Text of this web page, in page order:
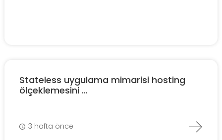
Stateless uygulama mimarisi hosting
ölçeklemesini ...
3 hafta önce